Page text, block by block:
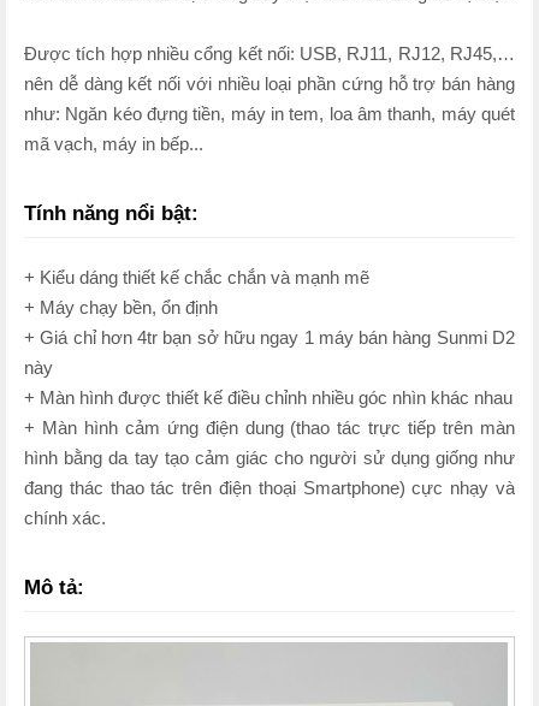
Được tích hợp nhiều cổng kết nối: USB, RJ11, RJ12, RJ45,…
nên dễ dàng kết nối với nhiều loại phần cứng hỗ trợ bán hàng
như: Ngăn kéo đựng tiền, máy in tem, loa âm thanh, máy quét
mã vạch, máy in bếp...
Tính năng nổi bật:
+ Kiểu dáng thiết kế chắc chắn và mạnh mẽ
+ Máy chạy bền, ổn định
+ Giá chỉ hơn 4tr bạn sở hữu ngay 1 máy bán hàng Sunmi D2
này
+ Màn hình được thiết kế điều chỉnh nhiều góc nhìn khác nhau
+ Màn hình cảm ứng điện dung (thao tác trực tiếp trên màn
hình bằng da tay tạo cảm giác cho người sử dụng giống như
đang thác thao tác trên điện thoại Smartphone) cực nhạy và
chính xác.
Mô tả: